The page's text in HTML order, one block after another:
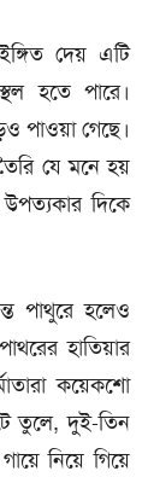
দেয় এটি
হতে পারে।
পাওয়া গেছে।
যে মনে হয়
উপত্যকার দিকে
পাথুরে হলেও
হাতিয়ার
কয়েকশো
তুলে, দুই-তিন
নিয়ে গিয়ে